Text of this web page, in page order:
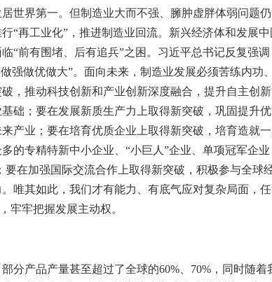
世界第一。但制造业大而不强、臃肿虚胖体弱问题
“再工业化”，推进制造业回流。新兴经济体和发展
“前有围堵、后有追兵”之困。习近平总书记反复强
强做优做大”。面向未来，制造业发展必须苦练内功
，推动科技创新和产业创新深度融合，提升自主创
础；要在发展新质生产力上取得新突破，巩固提升
产业；要在培育优质企业上取得新突破，培育造就
的专精特新中小企业、“小巨人”企业、单项冠军企
要在加强国际交流合作上取得新突破，积极参与全球
唯其如此，我们才有能力、有底气应对复杂局面，
牢牢把握发展主动权。
分产品产量甚至超过了全球的60%、70%，同时随着